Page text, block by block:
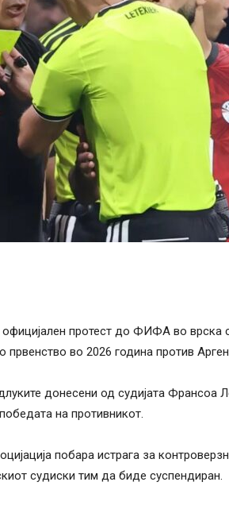
официјален протест до ФИФА во врска
во 2026 година против
донесени од судијата Франсоа
на противникот.
побара истрага за
судиски тим да биде суспендиран.